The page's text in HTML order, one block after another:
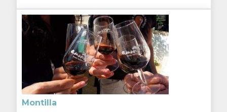
Montilla